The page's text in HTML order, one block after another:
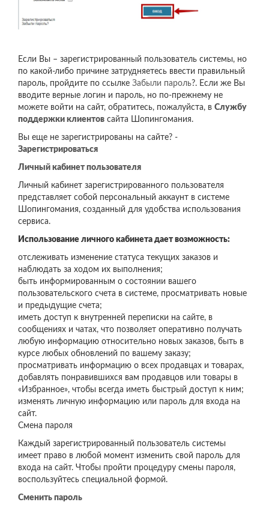
Если Вы – зарегистрированный пользователь системы, но
по какой-либо причине затрудняетесь ввести правильный
пароль, пройдите по ссылке Забыли пароль?. Если же Вы
вводите верные логин и пароль, но по-прежнему не
можете войти на сайт, обратитесь, пожалуйста, в Службу
поддержки клиентов сайта Шопингомания.
Вы еще не зарегистрированы на сайте? -
Зарегистрироваться
Личный кабинет пользователя
Личный кабинет зарегистрированного пользователя
представляет собой персональный аккаунт в системе
Шопингомания, созданный для удобства использования
сервиса.
Использование личного кабинета дает возможность:
отслеживать изменение статуса текущих заказов и
наблюдать за ходом их выполнения;
быть информированным о состоянии вашего
пользовательского счета в системе, просматривать новые
и предыдущие счета;
иметь доступ к внутренней переписки на сайте, в
сообщениях и чатах, что позволяет оперативно получать
любую информацию относительно новых заказов, быть в
курсе любых обновлений по вашему заказу;
просматривать информацию о всех продавцах и товарах,
добавлять понравившихся вам продавцов или товары в
«Избранное», чтобы всегда иметь быстрый доступ к ним;
изменять личную информацию или пароль для входа на
сайт.
Смена пароля
Каждый зарегистрированный пользователь системы
имеет право в любой момент изменить свой пароль для
входа на сайт. Чтобы пройти процедуру смены пароля,
воспользуйтесь специальной формой.
Сменить пароль